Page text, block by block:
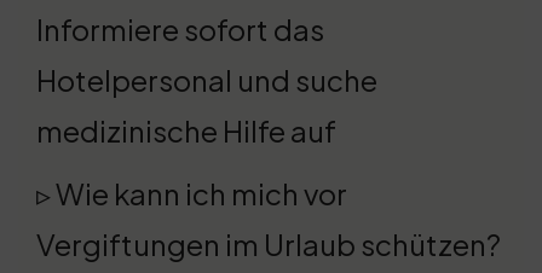
Informiere sofort das
Hotelpersonal und suche
medizinische Hilfe auf
▹ Wie kann ich mich vor
Vergiftungen im Urlaub schützen?